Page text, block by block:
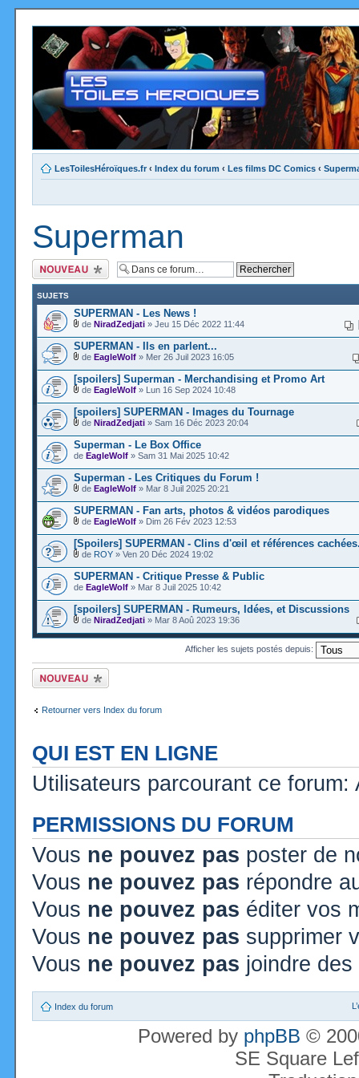
LesToilesHéroïques.fr ‹ Index du forum ‹ Les films DC Comics ‹
Superman
Ecrire un nouveau
sujet
SUJETS
SUPERMAN - Les News !
de NiradZedjati » Jeu 15 Déc 2022 11:44
SUPERMAN - Ils en parlent...
de EagleWolf » Mer 26 Juil 2023 16:05
[spoilers] Superman - Merchandising et Promo Art
de EagleWolf » Lun 16 Sep 2024 10:48
[spoilers] SUPERMAN - Images du Tournage
de NiradZedjati » Sam 16 Déc 2023 20:04
Superman - Le Box Office
de EagleWolf » Sam 31 Mai 2025 10:42
Superman - Les Critiques du Forum !
de EagleWolf » Mar 8 Juil 2025 20:21
SUPERMAN - Fan arts, photos & vidéos parodiques
de EagleWolf » Dim 26 Fév 2023 12:53
[Spoilers] SUPERMAN - Clins d'œil et références
de ROY » Ven 20 Déc 2024 19:02
SUPERMAN - Critique Presse & Public
de EagleWolf » Mar 8 Juil 2025 10:42
[spoilers] SUPERMAN - Rumeurs, Idées, et Discussions
de NiradZedjati » Mar 8 Aoû 2023 19:36
Afficher les sujets postés depuis:
Ecrire un nouveau
sujet
Retourner vers Index du forum
QUI EST EN LIGNE
Utilisateurs parcourant ce
PERMISSIONS DU FORUM
Vous ne pouvez pas poster de
Vous ne pouvez pas répondre
Vous ne pouvez pas éditer vos
Vous ne pouvez pas supprimer
Vous ne pouvez pas joindre
Index du forum
Powered by phpBB ©
SE Square